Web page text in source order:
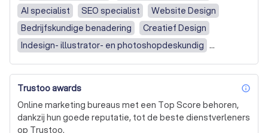
Ons team van specialisten houdt van een persoonlijke
benadering en zoekt altijd naar innovatieve en creatieve
manieren om jouw online doelen te realiseren. Of je nu op
zoek bent naar meer zichtbaarheid, een krachtige
merkbeleving, of een strakke, goed functionerende
website, wij zorgen dat jouw visie werkelijkheid wordt.
Wil je werken met ai? Wij nemen je aan de hand. Wil je
jouw bedrijf naar het volgende niveau tillen? Ontdek wat
wij voor jou kunnen betekenen!
AI specialist
SEO specialist
Website Design
Bedrijfskundige benadering
Creatief Design
Indesign- illustrator- en photoshopdeskundig
Marketing in breed perspectief
Bestaande website vernieuwen
Trustoo awards
Online marketing bureaus met een Top Score behoren,
dankzij hun goede reputatie, tot de beste dienstverleners
op Trustoo.